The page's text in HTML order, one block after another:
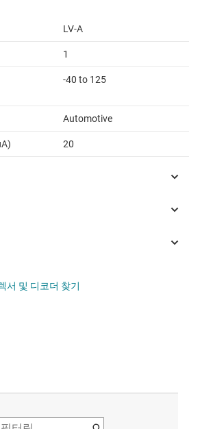
LV-A
1
-40 to 125
Automotive
20
서 및 디코더 찾기